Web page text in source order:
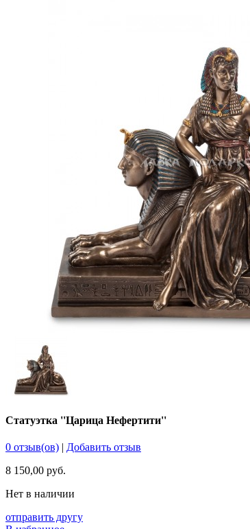
Статуэтка ''Царица Нефертити''
0 отзыв(ов) | Добавить отзыв
8 150,00 руб.
Нет в наличии
отправить другу